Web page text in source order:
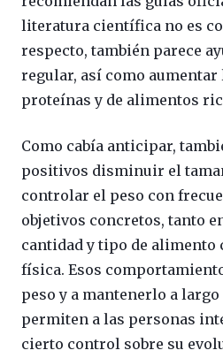
literatura científica no es
respecto, también parece
regular, así como
proteínas y de alimentos
Como cabía anticipar,
positivos disminuir el
controlar el peso con
objetivos concretos, tanto
cantidad y tipo de alimento
física. Esos
peso y a mantenerlo a
permiten a las personas
cierto control sobre su